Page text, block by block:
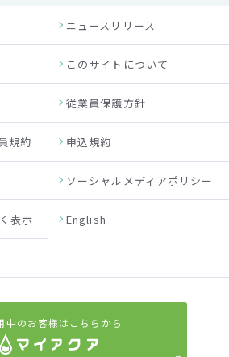
ニュースリリース
このサイトについて
従業員保護方針
規約 申込規約
ソーシャルメディアポリシー
表示 English
中のお客様はこちらから